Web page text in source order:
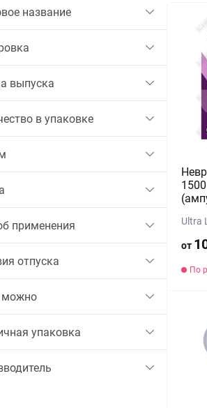
название
выпуска
в упаковке
применения
отпуска
можно
упаковка
Ultra
от
По